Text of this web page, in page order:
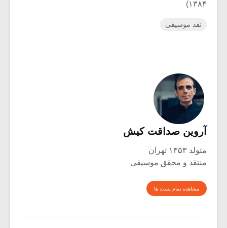
۱۳۸۴)
نقد موسیقی
آروین صداقت کیش
متولد ۱۳۵۳ تهران
منتقد و محقق موسیقی
مشاهده تمام پست ها